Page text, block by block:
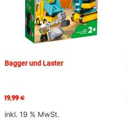
Bagger und Laster
19,99€
inkl. 19 % MwSt.